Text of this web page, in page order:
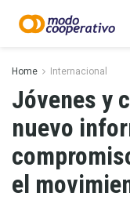
Home Internacional
Jóvenes y
nuevo
el